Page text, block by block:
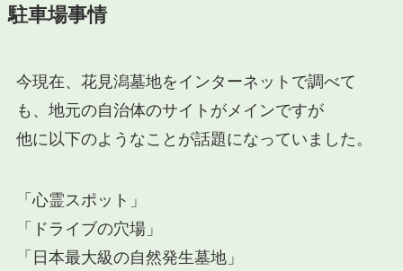
駐車場事情
今現在、 花見潟墓地をインターネットで調べて
も、地元の自治体のサイトがメインですが
他に以下のようなことが話題になっていました。
「心霊スポット」
「ドライブの穴場」
「日本最大級の自然発生墓地」